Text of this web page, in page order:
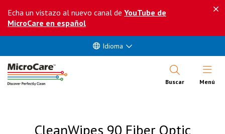
Echa un vistazo al nuevo canal de YouTube de
MicroCare en español
Idioma
Buscar Abrir
Menú
CleanWipes 90 Fiber Optic